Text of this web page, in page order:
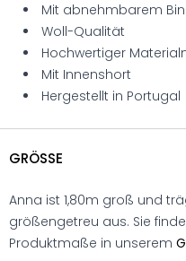
Mit abnehmbarem
Woll-Qualität
Hochwertiger
Mit Innenshort
Hergestellt in Portugal
GRÖSSE
Anna ist 1,80m groß und
größengetreu aus. Sie
Produktmaße in unserem